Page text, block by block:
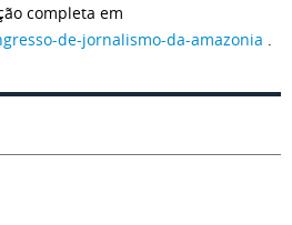
completa em
de-jornalismo-da-amazonia .